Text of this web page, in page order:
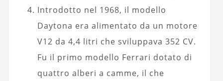
Introdotto nel 1968, il modello
Daytona era alimentato da un motore
V12 da 4,4 litri che sviluppava 352 CV.
Fu il primo modello Ferrari dotato di
quattro alberi a camme, il che